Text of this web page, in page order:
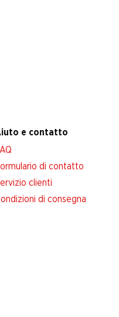
e contatto
di contatto
clienti
di consegna